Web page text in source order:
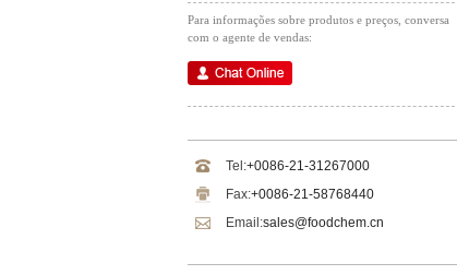
Para informações sobre produtos e preços, conversa
com o agente de vendas:
Tel:+0086-21-31267000
Fax:+0086-21-58768440
Email:sales@foodchem.cn